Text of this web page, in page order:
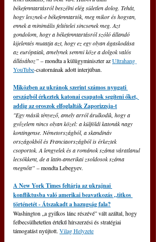
békefenntartásról beszélni elég sületlen dolog. Tehát,
hogy lesznek-e békefenntartók, meg mikor és hogyan,
ennek a minimális feltételei sincsenek meg. Azt
gondolom, hogy a békefenntartásról szóló állandó
kijelentés mutatja azt, hogy ez egy olyan ágaskodása
az európaiak, amelynek semmi köze a dolgok valós
állásához” – mondta a külügyminiszter az Ultrahang
YouTube-csatornának adott interjúban.
Miközben az ukránok szerint számos nyugati
országból érkeztek katonai csapatok segíteni őket,
addig az oroszok elfoglalták Zaporizzsja-t
"Egy másik tényező, amely arról árulkodik, hogy a
győzelem nincs olyan közel: a külföldi katonák nagy
kontingense. Németországból, a skandináv
országokból és Franciaországból is érkeztek
csoportok. A lengyelek és a románok száma váratlanul
lecsökkent, de a latin-amerikai zsoldosok száma
megnőtt” – mondta Lebegyev.
A New York Times feltárja az ukrajnai
konfliktusba való amerikai beavatkozás „titkos
történetét - Átszakadt a hazugság fala?
Washington „a gyilkos lánc részévé” vált azáltal, hogy
felbecsülhetetlen értékű hírszerzési és stratégiai
támogatást nyújtott. Vilag Helyzete